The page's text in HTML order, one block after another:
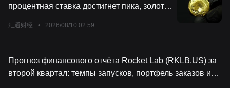
процентная ставка достигнет пика, золото
汇通财经 • 2026/08/10 02:59
Прогноз финансового отчёта Rocket Lab (RKLB.US) за
второй квартал: темпы запусков, портфель заказов и